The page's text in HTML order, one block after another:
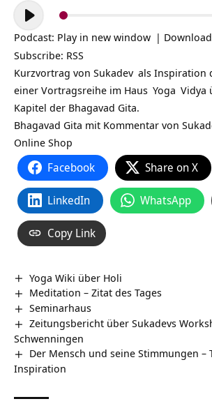
Audio-
Player
Podcast: Play in new window | Download
Subscribe: RSS
Kurzvortrag von Sukadev als Inspiration
einer Vortragsreihe im Haus Yoga Vidya
Kapitel der Bhagavad Gita.
Bhagavad Gita mit Kommentar von
Online Shop
Facebook Share on X
LinkedIn WhatsApp
Copy Link
Yoga Wiki über Holi
Meditation – Zitat des Tages
Seminarhaus
Zeitungsbericht über Sukadevs
Schwenningen
Der Mensch und seine Stimmungen –
Inspiration